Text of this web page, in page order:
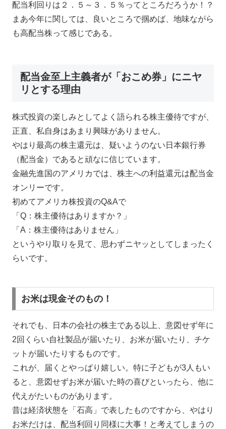
配当利回りは２．５～３．５％ってところだろうか！？
まあ今年に関しては、良いところで掴めば、地味ながら
も高配当株って感じである。
配当金至上主義者が「おこめ券」にニヤ
リとする理由
株式投資の楽しみとしてよく語られる株主優待ですが、
正直、私自身はあまり興味がありません。
やはり最高の株主還元は、疑いようのない日本銀行券
（配当金）であると頑なに信じています。
金融先進国のアメリカでは、株主への利益還元は配当金
オンリーです。
初めてアメリカ株投資のQ&Aで
「Q：株主優待はありますか？」
「A：株主優待はありません」
というやり取りを見て、思わずニヤッとしてしまったく
らいです。
お米は現金そのもの！
それでも、日本の会社の株主である以上、意図せず年に
2回くらい自社製品が届いたり、お米が届いたり、チケ
ットが届いたりするものです。
これが、届くとやっぱり嬉しい。特に子どもが3人もい
ると、意図せずお米が届いた時の喜びといったら、他に
代えがたいものがあります。
昔は経済状態を「石高」で表したものですから、やはり
お米だけは、配当利回り同様に大事！と考えてしまうの